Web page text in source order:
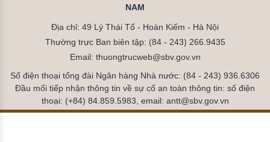
NAM
Địa chỉ: 49 Lý Thái Tổ - Hoàn Kiếm - Hà Nội
Thường trực Ban biên tập: (84 - 243) 266.9435
Email: thuongtrucweb@sbv.gov.vn
Số điện thoại tổng đài Ngân hàng Nhà nước: (84 - 243) 936.6306
Đầu mối tiếp nhận thông tin về sự cố an toàn thông tin: số điện
thoại: (+84) 84.859.5983, email: antt@sbv.gov.vn